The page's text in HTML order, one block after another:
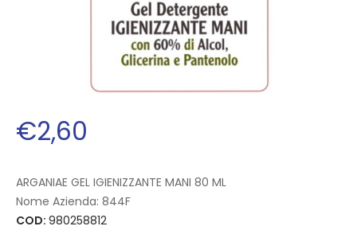
€2,60
ARGANIAE GEL IGIENIZZANTE MANI 80 ML
Nome Azienda: 844F
COD: 980258812